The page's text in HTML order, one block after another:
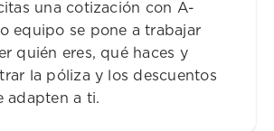
una cotización con A-
equipo se pone a trabajar
quién eres, qué haces y
la póliza y los descuentos
adapten a ti.